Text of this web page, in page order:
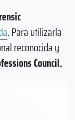
. Para utilizarla
reconocida y
Council.